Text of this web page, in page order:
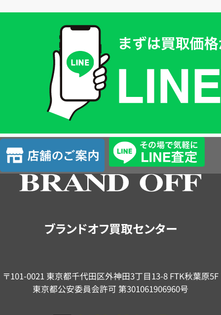
査
定
店
舗
の
ブランドオフ買取センター
〒101-0021 東京都千代田区外神田3丁目13-8 FTK秋葉原5F
東京都公安委員会許可 第301061906960号